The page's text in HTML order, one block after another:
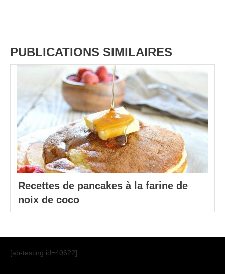
PUBLICATIONS SIMILAIRES
Recettes de pancakes à la farine de
noix de coco
[ab-testing id=40622]